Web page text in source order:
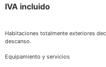
IVA incluido
Habitaciones totalmente exteriores
descanso.
Equipamiento y servicios